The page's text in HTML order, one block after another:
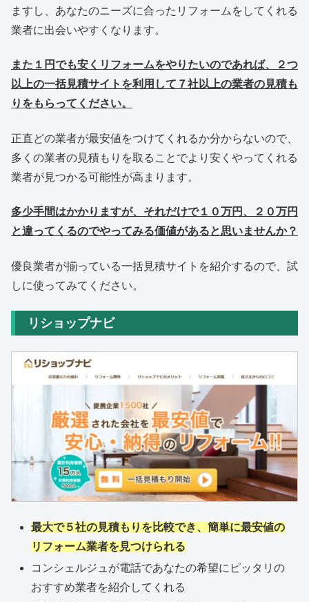
ますし、あなたのニーズに合ったリフォームをしてくれる
業者に出会いやすくなります。
また１円でも安くリフォームをやりたいのであれば、２つ
以上の一括見積サイトを利用して７社以上の業者の見積も
りをもらってください。
正直どの業者が最安値をつけてくれるか分からないので、
多くの業者の見積もりを取ることでより安くやってくれる
業者が見つかる可能性が高まります。
多少手間はかかりますが、それだけで１０万円、２０万円
と違ってくるのでやってみる価値があると思いませんか？
優良業者が揃っている一括見積サイトを紹介するので、試
しに使ってみてください。
リショップナビ
最大で５社の見積もりを比較でき、簡単に最安値の
リフォーム業者を見つけられる
コンシェルジュが電話であなたの希望にピッタリの
おすすめ業者を紹介してくれる